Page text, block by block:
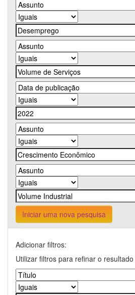
Iniciar uma nova pesquisa
Adicionar filtros:
Utilizar filtros para refinar o